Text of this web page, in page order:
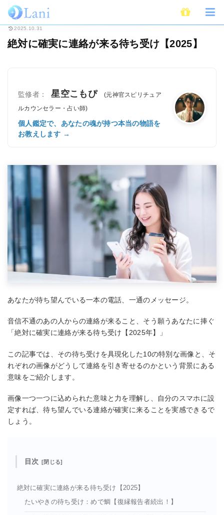
ホーム 開運 絶対に確実に連絡が来る待ち受け【2025】
2025.10.31
絶対に確実に連絡が来る待ち受け【2025】
監修者： 星空こもぴ
(元神官スピリチュア
ルカウンセラー・占い師)
個人鑑定で、あなたの魂が持つ本当の物語を
お教えします →
あなたが待ち望んでいる一本の電話、一通のメッセージ。
音信不通のあの人からの連絡が来ること、そう願うあなたに捧ぐ
「絶対に確実に連絡が来る待ち受け【2025年】」
この記事では、その待ち受けを具現化した10の特別な画像と、そ
れぞれの画像がどうして連絡を引き寄せるのかという背景にある
意味をご紹介します。
画像一つ一つに込められた意味と力を理解し、自分のスマホに設
定すれば、待ち望んでいる連絡が確実に来ることを実感できるで
しょう。
目次
絶対に確実に連絡が来る待ち受け【2025】
たいやきの待ち受け：めで鯛【復縁報告者続出！】